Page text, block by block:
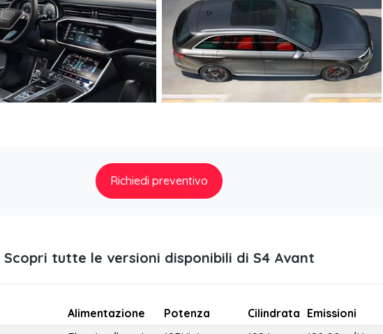
Richiedi preventivo
Scopri tutte le versioni disponibili di S4 Avant
Alimentazione Potenza Cilindrata Emissioni